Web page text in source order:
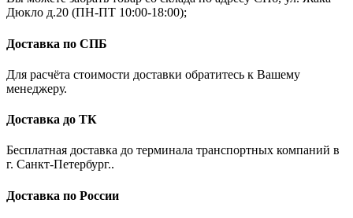
Дюкло д.20 (ПН-ПТ 10:00-18:00);
Доставка по СПБ
Для расчёта стоимости доставки обратитесь к Вашему
менеджеру.
Доставка до ТК
Бесплатная доставка до терминала транспортных компаний в
г. Санкт-Петербург..
Доставка по России